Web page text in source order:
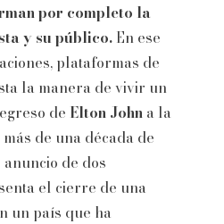
por completo la
y su público. En ese
plataformas de
la manera de vivir un
de Elton John a la
de una década de
de dos
el cierre de una
un país que ha